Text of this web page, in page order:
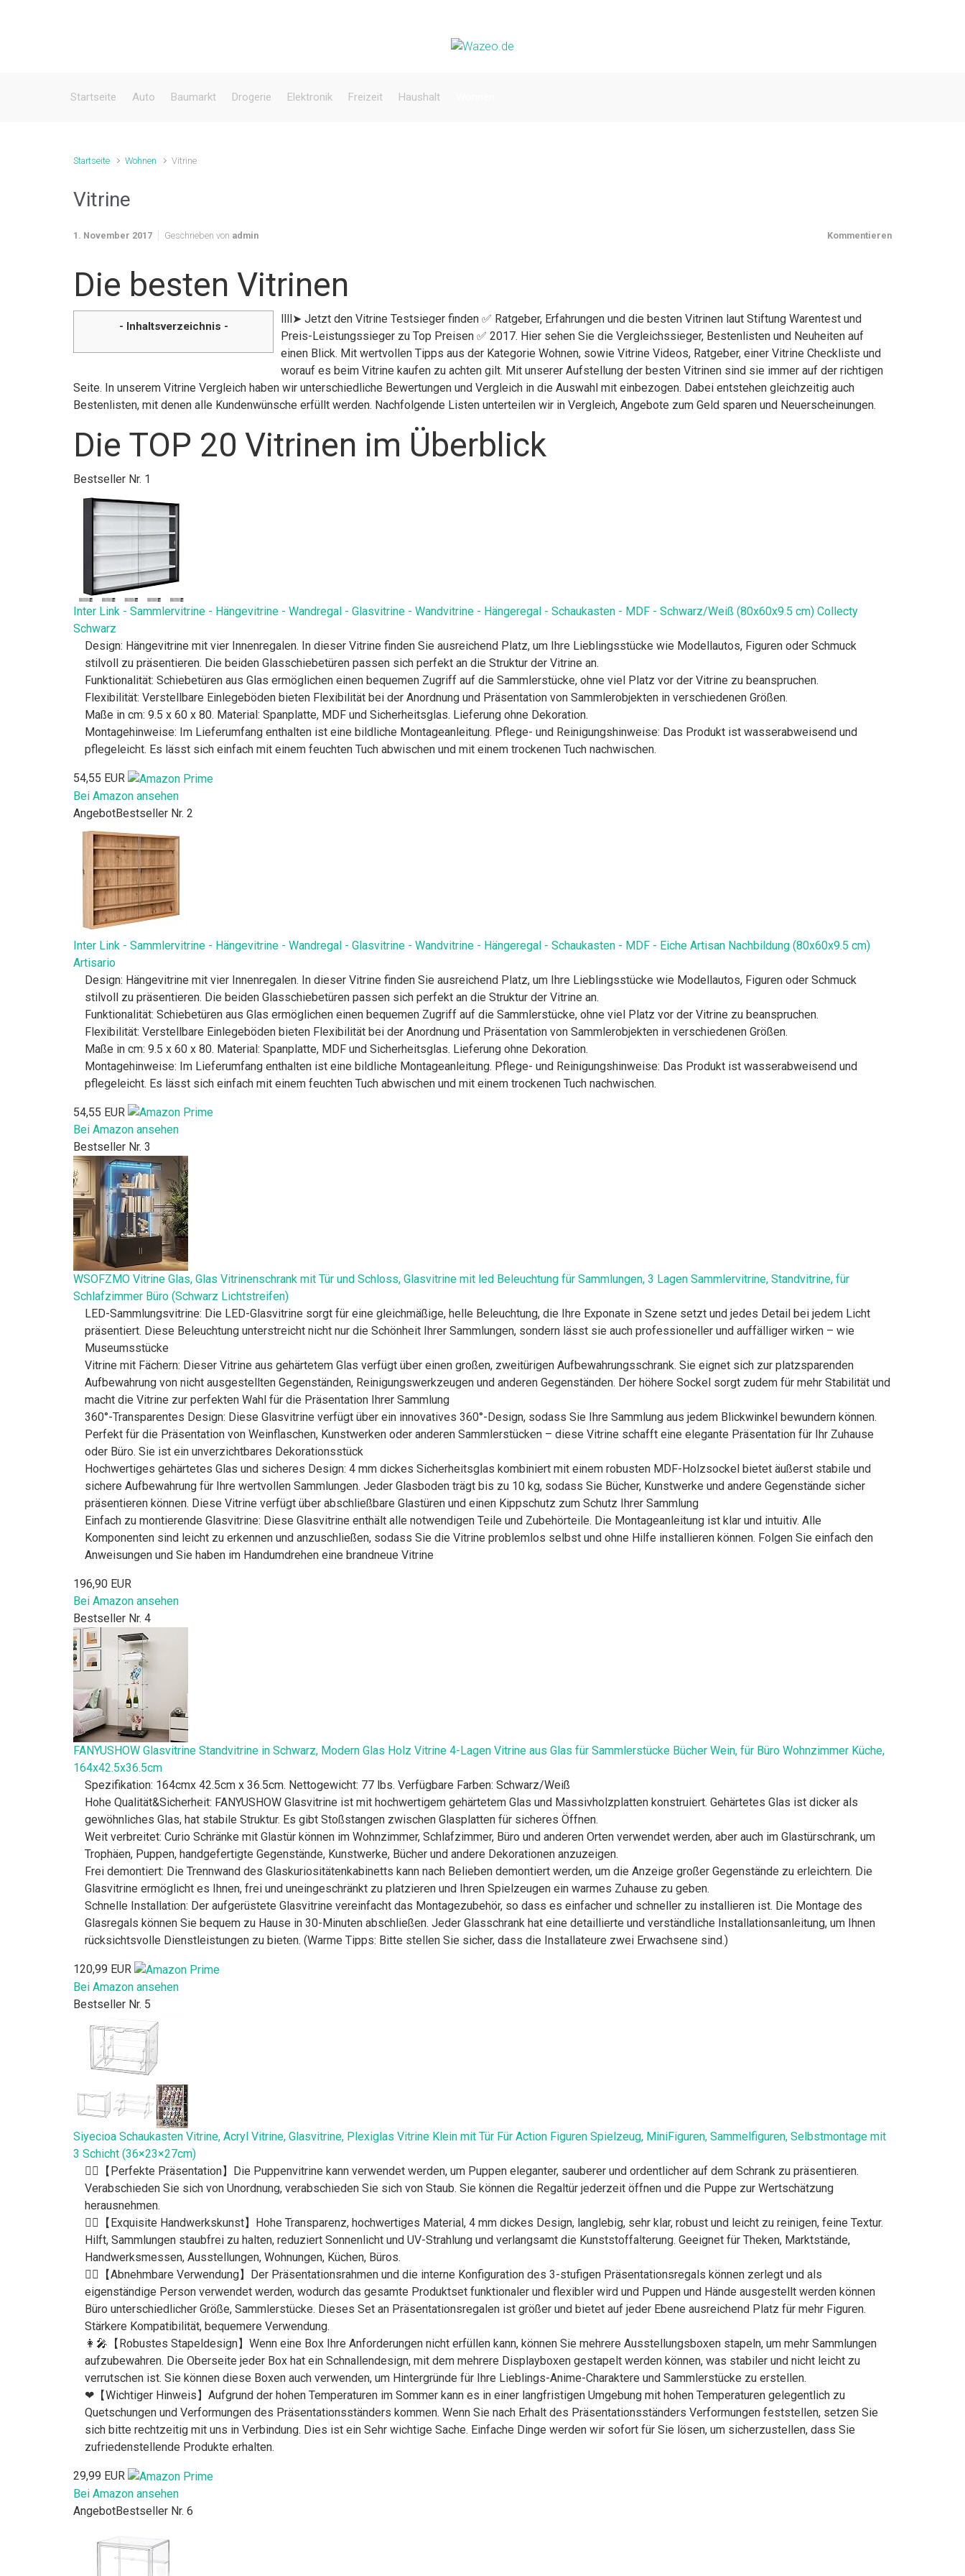
Startseite Auto Baumarkt Drogerie Elektronik Freizeit Haushalt
Startseite Wohnen Vitrine
Vitrine
1. November 2017 Geschrieben von admin Kommentieren
Die besten Vitrinen
- Inhaltsverzeichnis -
llll➤ Jetzt den Vitrine Testsieger finden ✅ Ratgeber, Erfahrungen und die besten Vitrinen laut Stiftung Warentest und
Preis-Leistungssieger zu Top Preisen ✅ 2017. Hier sehen Sie die Vergleichssieger, Bestenlisten und Neuheiten auf
einen Blick. Mit wertvollen Tipps aus der Kategorie Wohnen, sowie Vitrine Videos, Ratgeber, einer Vitrine Checkliste und
worauf es beim Vitrine kaufen zu achten gilt. Mit unserer Aufstellung der besten Vitrinen sind sie immer auf der richtigen
Seite. In unserem Vitrine Vergleich haben wir unterschiedliche Bewertungen und Vergleich in die Auswahl mit einbezogen. Dabei entstehen gleichzeitig auch
Bestenlisten, mit denen alle Kundenwünsche erfüllt werden. Nachfolgende Listen unterteilen wir in Vergleich, Angebote zum Geld sparen und Neuerscheinungen.
Die TOP 20 Vitrinen im Überblick
Bestseller Nr. 1
Inter Link - Sammlervitrine - Hängevitrine - Wandregal - Glasvitrine - Wandvitrine - Hängeregal - Schaukasten - MDF - Schwarz/Weiß (80x60x9.5 cm) Collecty
Schwarz
Design: Hängevitrine mit vier Innenregalen. In dieser Vitrine finden Sie ausreichend Platz, um Ihre Lieblingsstücke wie Modellautos, Figuren oder Schmuck
stilvoll zu präsentieren. Die beiden Glasschiebetüren passen sich perfekt an die Struktur der Vitrine an.
Funktionalität: Schiebetüren aus Glas ermöglichen einen bequemen Zugriff auf die Sammlerstücke, ohne viel Platz vor der Vitrine zu beanspruchen.
Flexibilität: Verstellbare Einlegeböden bieten Flexibilität bei der Anordnung und Präsentation von Sammlerobjekten in verschiedenen Größen.
Maße in cm: 9.5 x 60 x 80. Material: Spanplatte, MDF und Sicherheitsglas. Lieferung ohne Dekoration.
Montagehinweise: Im Lieferumfang enthalten ist eine bildliche Montageanleitung. Pflege- und Reinigungshinweise: Das Produkt ist wasserabweisend und
pflegeleicht. Es lässt sich einfach mit einem feuchten Tuch abwischen und mit einem trockenen Tuch nachwischen.
54,55 EUR
Bei Amazon ansehen
AngebotBestseller Nr. 2
Inter Link - Sammlervitrine - Hängevitrine - Wandregal - Glasvitrine - Wandvitrine - Hängeregal - Schaukasten - MDF - Eiche Artisan Nachbildung (80x60x9.5 cm)
Artisario
Design: Hängevitrine mit vier Innenregalen. In dieser Vitrine finden Sie ausreichend Platz, um Ihre Lieblingsstücke wie Modellautos, Figuren oder Schmuck
stilvoll zu präsentieren. Die beiden Glasschiebetüren passen sich perfekt an die Struktur der Vitrine an.
Funktionalität: Schiebetüren aus Glas ermöglichen einen bequemen Zugriff auf die Sammlerstücke, ohne viel Platz vor der Vitrine zu beanspruchen.
Flexibilität: Verstellbare Einlegeböden bieten Flexibilität bei der Anordnung und Präsentation von Sammlerobjekten in verschiedenen Größen.
Maße in cm: 9.5 x 60 x 80. Material: Spanplatte, MDF und Sicherheitsglas. Lieferung ohne Dekoration.
Montagehinweise: Im Lieferumfang enthalten ist eine bildliche Montageanleitung. Pflege- und Reinigungshinweise: Das Produkt ist wasserabweisend und
pflegeleicht. Es lässt sich einfach mit einem feuchten Tuch abwischen und mit einem trockenen Tuch nachwischen.
54,55 EUR
Bei Amazon ansehen
Bestseller Nr. 3
WSOFZMO Vitrine Glas, Glas Vitrinenschrank mit Tür und Schloss, Glasvitrine mit led Beleuchtung für Sammlungen, 3 Lagen Sammlervitrine, Standvitrine, für
Schlafzimmer Büro (Schwarz Lichtstreifen)
LED-Sammlungsvitrine: Die LED-Glasvitrine sorgt für eine gleichmäßige, helle Beleuchtung, die Ihre Exponate in Szene setzt und jedes Detail bei jedem Licht
präsentiert. Diese Beleuchtung unterstreicht nicht nur die Schönheit Ihrer Sammlungen, sondern lässt sie auch professioneller und auffälliger wirken – wie
Museumsstücke
Vitrine mit Fächern: Dieser Vitrine aus gehärtetem Glas verfügt über einen großen, zweitürigen Aufbewahrungsschrank. Sie eignet sich zur platzsparenden
Aufbewahrung von nicht ausgestellten Gegenständen, Reinigungswerkzeugen und anderen Gegenständen. Der höhere Sockel sorgt zudem für mehr Stabilität und
macht die Vitrine zur perfekten Wahl für die Präsentation Ihrer Sammlung
360°-Transparentes Design: Diese Glasvitrine verfügt über ein innovatives 360°-Design, sodass Sie Ihre Sammlung aus jedem Blickwinkel bewundern können.
Perfekt für die Präsentation von Weinflaschen, Kunstwerken oder anderen Sammlerstücken – diese Vitrine schafft eine elegante Präsentation für Ihr Zuhause
oder Büro. Sie ist ein unverzichtbares Dekorationsstück
Hochwertiges gehärtetes Glas und sicheres Design: 4 mm dickes Sicherheitsglas kombiniert mit einem robusten MDF-Holzsockel bietet äußerst stabile und
sichere Aufbewahrung für Ihre wertvollen Sammlungen. Jeder Glasboden trägt bis zu 10 kg, sodass Sie Bücher, Kunstwerke und andere Gegenstände sicher
präsentieren können. Diese Vitrine verfügt über abschließbare Glastüren und einen Kippschutz zum Schutz Ihrer Sammlung
Einfach zu montierende Glasvitrine: Diese Glasvitrine enthält alle notwendigen Teile und Zubehörteile. Die Montageanleitung ist klar und intuitiv. Alle
Komponenten sind leicht zu erkennen und anzuschließen, sodass Sie die Vitrine problemlos selbst und ohne Hilfe installieren können. Folgen Sie einfach den
Anweisungen und Sie haben im Handumdrehen eine brandneue Vitrine
196,90 EUR
Bei Amazon ansehen
Bestseller Nr. 4
FANYUSHOW Glasvitrine Standvitrine in Schwarz, Modern Glas Holz Vitrine 4-Lagen Vitrine aus Glas für Sammlerstücke Bücher Wein, für Büro Wohnzimmer Küche,
164x42.5x36.5cm
Spezifikation: 164cmx 42.5cm x 36.5cm. Nettogewicht: 77 lbs. Verfügbare Farben: Schwarz/Weiß
Hohe Qualität&Sicherheit: FANYUSHOW Glasvitrine ist mit hochwertigem gehärtetem Glas und Massivholzplatten konstruiert. Gehärtetes Glas ist dicker als
gewöhnliches Glas, hat stabile Struktur. Es gibt Stoßstangen zwischen Glasplatten für sicheres Öffnen.
Weit verbreitet: Curio Schränke mit Glastür können im Wohnzimmer, Schlafzimmer, Büro und anderen Orten verwendet werden, aber auch im Glastürschrank, um
Trophäen, Puppen, handgefertigte Gegenstände, Kunstwerke, Bücher und andere Dekorationen anzuzeigen.
Frei demontiert: Die Trennwand des Glaskuriositätenkabinetts kann nach Belieben demontiert werden, um die Anzeige großer Gegenstände zu erleichtern. Die
Glasvitrine ermöglicht es Ihnen, frei und uneingeschränkt zu platzieren und Ihren Spielzeugen ein warmes Zuhause zu geben.
Schnelle Installation: Der aufgerüstete Glasvitrine vereinfacht das Montagezubehör, so dass es einfacher und schneller zu installieren ist. Die Montage des
Glasregals können Sie bequem zu Hause in 30-Minuten abschließen. Jeder Glasschrank hat eine detaillierte und verständliche Installationsanleitung, um Ihnen
rücksichtsvolle Dienstleistungen zu bieten. (Warme Tipps: Bitte stellen Sie sicher, dass die Installateure zwei Erwachsene sind.)
120,99 EUR
Bei Amazon ansehen
Bestseller Nr. 5
Siyecioa Schaukasten Vitrine, Acryl Vitrine, Glasvitrine, Plexiglas Vitrine Klein mit Tür Für Action Figuren Spielzeug, MiniFiguren, Sammelfiguren, Selbstmontage mit
3 Schicht (36×23×27cm)
🧛‍♂️【Perfekte Präsentation】Die Puppenvitrine kann verwendet werden, um Puppen eleganter, sauberer und ordentlicher auf dem Schrank zu präsentieren.
Verabschieden Sie sich von Unordnung, verabschieden Sie sich von Staub. Sie können die Regaltür jederzeit öffnen und die Puppe zur Wertschätzung
herausnehmen.
🧙‍♂️【Exquisite Handwerkskunst】Hohe Transparenz, hochwertiges Material, 4 mm dickes Design, langlebig, sehr klar, robust und leicht zu reinigen, feine Textur.
Hilft, Sammlungen staubfrei zu halten, reduziert Sonnenlicht und UV-Strahlung und verlangsamt die Kunststoffalterung. Geeignet für Theken, Marktstände,
Handwerksmessen, Ausstellungen, Wohnungen, Küchen, Büros.
🦹‍♂️【Abnehmbare Verwendung】Der Präsentationsrahmen und die interne Konfiguration des 3-stufigen Präsentationsregals können zerlegt und als
eigenständige Person verwendet werden, wodurch das gesamte Produktset funktionaler und flexibler wird und Puppen und Hände ausgestellt werden können
Büro unterschiedlicher Größe, Sammlerstücke. Dieses Set an Präsentationsregalen ist größer und bietet auf jeder Ebene ausreichend Platz für mehr Figuren.
Stärkere Kompatibilität, bequemere Verwendung.
👩‍🎤【Robustes Stapeldesign】Wenn eine Box Ihre Anforderungen nicht erfüllen kann, können Sie mehrere Ausstellungsboxen stapeln, um mehr Sammlungen
aufzubewahren. Die Oberseite jeder Box hat ein Schnallendesign, mit dem mehrere Displayboxen gestapelt werden können, was stabiler und nicht leicht zu
verrutschen ist. Sie können diese Boxen auch verwenden, um Hintergründe für Ihre Lieblings-Anime-Charaktere und Sammlerstücke zu erstellen.
❤【Wichtiger Hinweis】Aufgrund der hohen Temperaturen im Sommer kann es in einer langfristigen Umgebung mit hohen Temperaturen gelegentlich zu
Quetschungen und Verformungen des Präsentationsständers kommen. Wenn Sie nach Erhalt des Präsentationsständers Verformungen feststellen, setzen Sie
sich bitte rechtzeitig mit uns in Verbindung. Dies ist ein Sehr wichtige Sache. Einfache Dinge werden wir sofort für Sie lösen, um sicherzustellen, dass Sie
zufriedenstellende Produkte erhalten.
29,99 EUR
Bei Amazon ansehen
AngebotBestseller Nr. 6